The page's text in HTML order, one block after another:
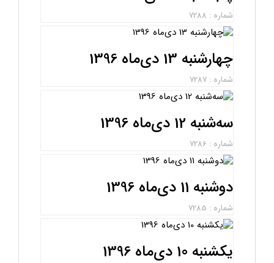
شماره : 7288
چهارشنبه 13 دی‌ماه 1396
شماره : 7287
سه‌شنبه 12 دی‌ماه 1396
شماره : 7286
دوشنبه 11 دی‌ماه 1396
شماره : 7285
یکشنبه 10 دی‌ماه 1396